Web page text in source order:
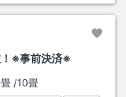
！※事前決済※
/10畳